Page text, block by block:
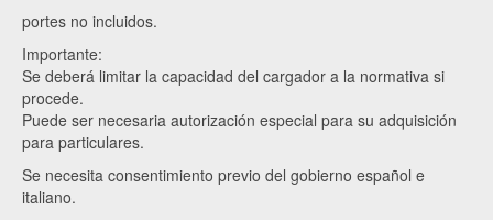
portes no incluidos.
Importante:
Se deberá limitar la capacidad del cargador a la normativa si
procede.
Puede ser necesaria autorización especial para su adquisición
para particulares.
Se necesita consentimiento previo del gobierno español e
italiano.